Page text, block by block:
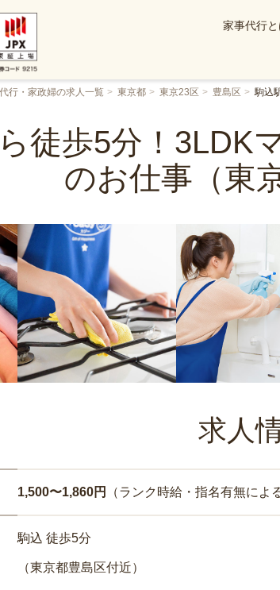
家事代行と
行・家政婦の求人一覧 東京都 東京23区 豊島区 駒込
徒歩5分！3LDK
のお仕事（東
求人
1,500〜1,860円 （ランク時給・指名有無によ
駒込 徒歩5分
（東京都豊島区付近）